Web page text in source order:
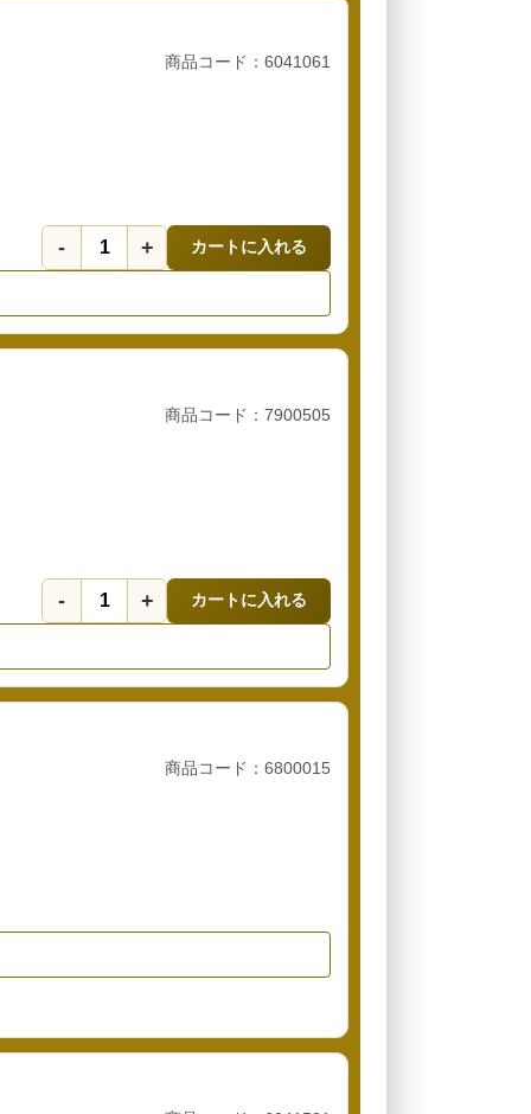
商品コード：6041061
- + カートに入れる
商品コード：7900505
- + カートに入れる
商品コード：6800015